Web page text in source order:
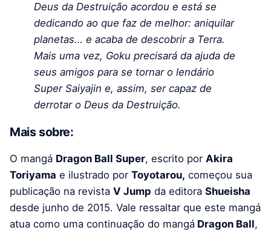
Deus da Destruição acordou e está se
dedicando ao que faz de melhor: aniquilar
planetas… e acaba de descobrir a Terra.
Mais uma vez, Goku precisará da ajuda de
seus amigos para se tornar o lendário
Super Saiyajin e, assim, ser capaz de
derrotar o Deus da Destruição.
Mais sobre:
O mangá Dragon Ball Super, escrito por Akira
Toriyama e ilustrado por Toyotarou, começou sua
publicação na revista V Jump da editora Shueisha
desde junho de 2015. Vale ressaltar que este mangá
atua como uma continuação do mangá Dragon Ball,